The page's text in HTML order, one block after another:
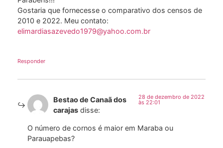
Gostaria que fornecesse o comparativo dos censos de
2010 e 2022. Meu contato:
elimardiasazevedo1979@yahoo.com.br
Responder
Bestao de Canaã dos
carajas disse:
28 de dezembro de 2022
às 22:01
O número de cornos é maior em Maraba ou
Parauapebas?